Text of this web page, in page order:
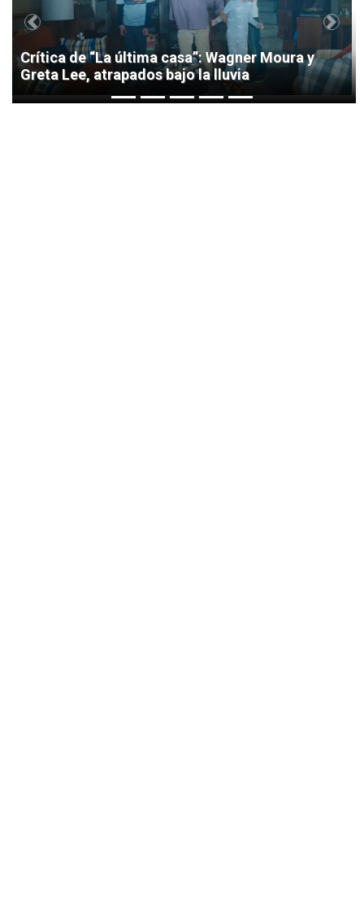
Crítica de “La última casa”: Wagner Moura y
Greta Lee, atrapados bajo la lluvia
Previous Next